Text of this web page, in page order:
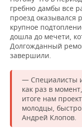
гребню дамбы все
проезд оказывался
крупное
дошла до мечети,
Долгожданный
завершили.
— Специалисты
как раз в
итоге нам
молодцы,
Андрей Клопов.